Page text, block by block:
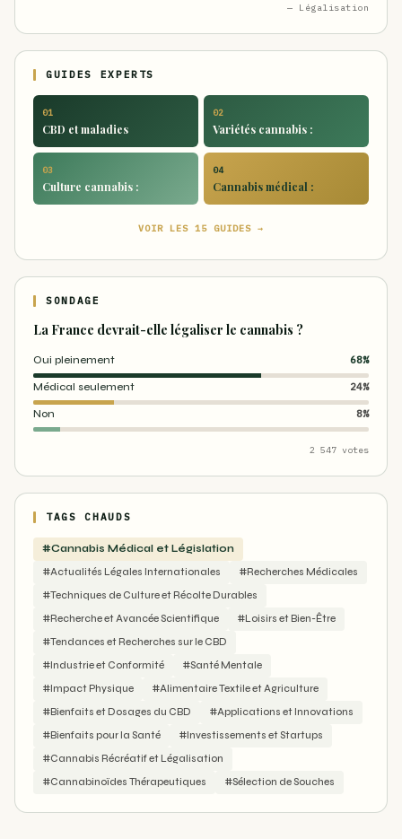
— Légalisation
GUIDES EXPERTS
01
CBD et maladies
02
Variétés cannabis :
03
Culture cannabis :
04
Cannabis médical :
VOIR LES 15 GUIDES →
SONDAGE
La France devrait-elle légaliser le cannabis ?
Oui pleinement 68%
Médical seulement 24%
Non 8%
2 547 votes
TAGS CHAUDS
#Cannabis Médical et Législation
#Actualités Légales Internationales
#Recherches Médicales
#Techniques de Culture et Récolte Durables
#Recherche et Avancée Scientifique
#Loisirs et Bien-Être
#Tendances et Recherches sur le CBD
#Industrie et Conformité
#Santé Mentale
#Impact Physique
#Alimentaire Textile et Agriculture
#Bienfaits et Dosages du CBD
#Applications et Innovations
#Bienfaits pour la Santé
#Investissements et Startups
#Cannabis Récréatif et Légalisation
#Cannabinoïdes Thérapeutiques
#Sélection de Souches